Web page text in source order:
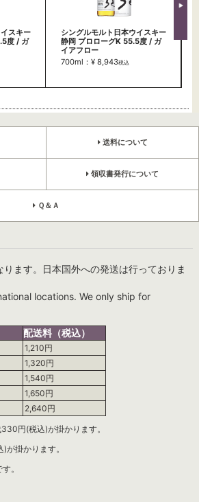
スキー
度 / ガ
シングルモルト日本ウイスキー
静岡 プロローグK 55.5度 / ガ
イアフロー
700ml：¥ 8,943税込
送料について
領収書発行について
Ｑ＆Ａ
ます。日本国外への発送は行っておりま
locations. We only ship for
配送料（税込）
1,210円
1,320円
1,540円
1,650円
2,640円
円(税込)が掛かります。
掛かります。
。